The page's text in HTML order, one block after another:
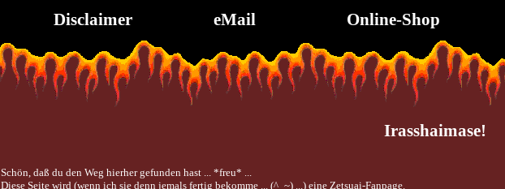
Disclaimer eMail Online-Shop
Irasshaimase!
Schön, daß du den Weg hierher gefunden hast ... *freu* ...
Diese Seite wird (wenn ich sie denn jemals fertig bekomme ... (^_~) ...) eine Zetsuai-Fanpage.